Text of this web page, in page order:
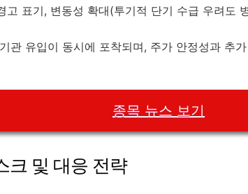
고 표기, 변동성 확대(투기적 단기 수급 우려도
관 유입이 동시에 포착되며, 주가 안정성과 추
종목 뉴스 보기
및 대응 전략